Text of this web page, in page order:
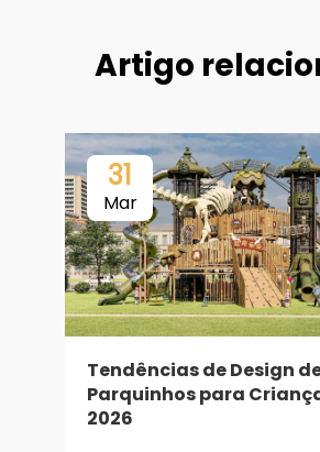
Artigo
31
Mar
Tendências de Design
Parquinhos para
2026